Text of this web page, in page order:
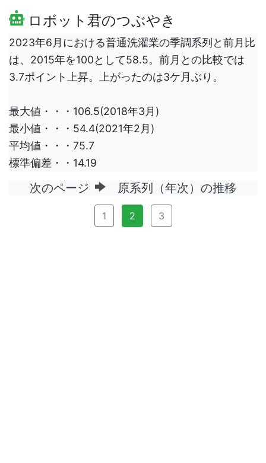
ロボット君のつぶやき
2023年6月における普通洗濯業の季調系列と前月比
は、2015年を100として58.5。前月との比較では
3.7ポイント上昇。上がったのは3ケ月ぶり。
最大値・・・106.5(2018年3月)
最小値・・・54.4(2021年2月)
平均値・・・75.7
標準偏差・・14.19
次のページ 原系列（年次）の推移
1 2 3